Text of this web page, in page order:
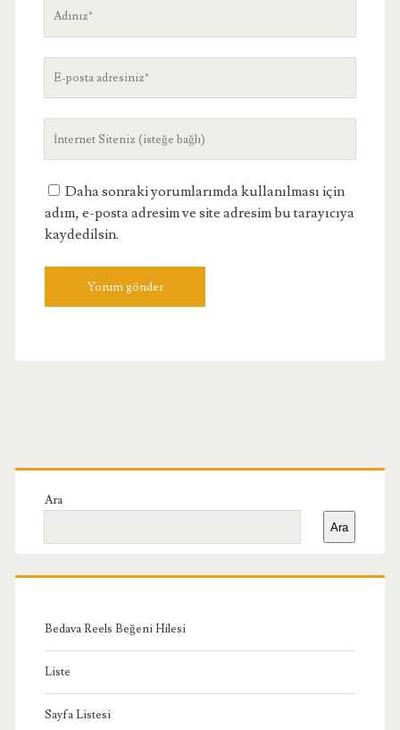
posta
Site
Daha sonraki yorumlarımda kullanılması için
adım, e-posta adresim ve site adresim bu tarayıcıya
kaydedilsin.
Birincil
Yan
Menü
Ara
Ara
Bedava Reels Beğeni Hilesi
Liste
Sayfa Listesi